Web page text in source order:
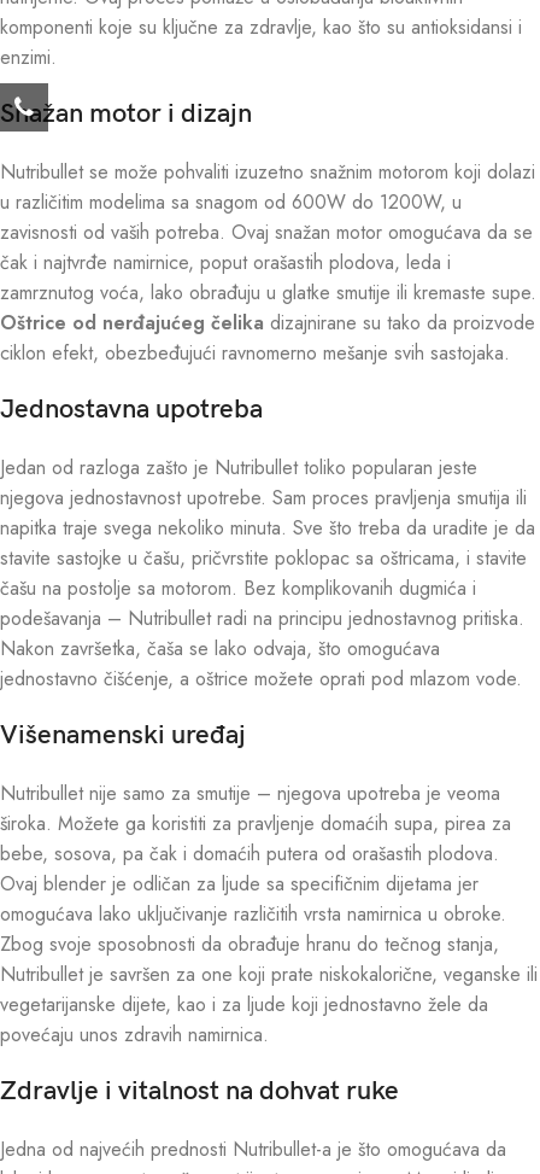
komponenti koje su ključne za zdravlje, kao što su antioksidansi i
enzimi.
Snažan motor i dizajn
Nutribullet se može pohvaliti izuzetno snažnim motorom koji dolazi
u različitim modelima sa snagom od 600W do 1200W, u
zavisnosti od vaših potreba. Ovaj snažan motor omogućava da se
čak i najtvrđe namirnice, poput orašastih plodova, leda i
zamrznutog voća, lako obrađuju u glatke smutije ili kremaste supe.
Oštrice od nerđajućeg čelika dizajnirane su tako da proizvode
ciklon efekt, obezbeđujući ravnomerno mešanje svih sastojaka.
Jednostavna upotreba
Jedan od razloga zašto je Nutribullet toliko popularan jeste
njegova jednostavnost upotrebe. Sam proces pravljenja smutija ili
napitka traje svega nekoliko minuta. Sve što treba da uradite je da
stavite sastojke u čašu, pričvrstite poklopac sa oštricama, i stavite
čašu na postolje sa motorom. Bez komplikovanih dugmića i
podešavanja – Nutribullet radi na principu jednostavnog pritiska.
Nakon završetka, čaša se lako odvaja, što omogućava
jednostavno čišćenje, a oštrice možete oprati pod mlazom vode.
Višenamenski uređaj
Nutribullet nije samo za smutije – njegova upotreba je veoma
široka. Možete ga koristiti za pravljenje domaćih supa, pirea za
bebe, sosova, pa čak i domaćih putera od orašastih plodova.
Ovaj blender je odličan za ljude sa specifičnim dijetama jer
omogućava lako uključivanje različitih vrsta namirnica u obroke.
Zbog svoje sposobnosti da obrađuje hranu do tečnog stanja,
Nutribullet je savršen za one koji prate niskokalorične, veganske ili
vegetarijanske dijete, kao i za ljude koji jednostavno žele da
povećaju unos zdravih namirnica.
Zdravlje i vitalnost na dohvat ruke
Jedna od najvećih prednosti Nutribullet-a je što omogućava da